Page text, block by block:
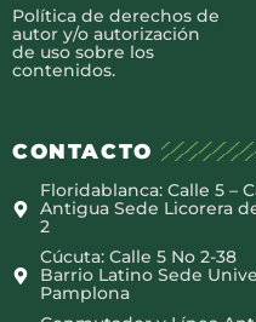
Política de derechos de
autor y/o autorización
de uso sobre los
contenidos.
CONTACTO
Floridablanca: Calle 5 –
Antigua Sede Licorera
2
Cúcuta: Calle 5 No 2-38
Barrio Latino Sede
Pamplona